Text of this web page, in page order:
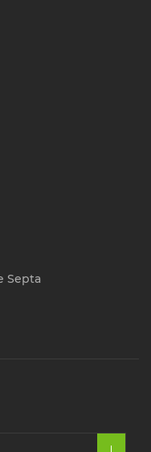
Septa